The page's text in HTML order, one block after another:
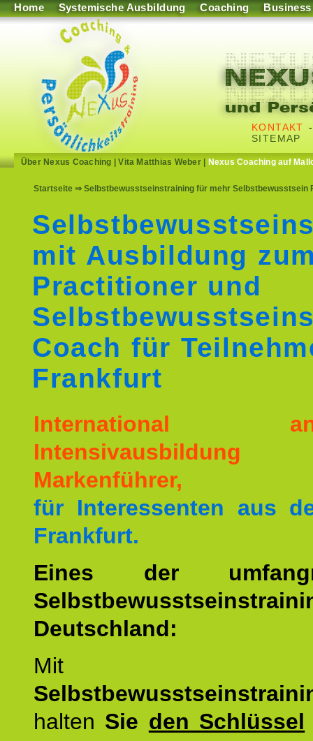
Home Systemische Ausbildung Coaching Business
KONTAKT
SITEMAP
Über Nexus Coaching |Vita Matthias Weber| Nexus Coaching auf
Startseite ⇒ Selbstbewusstseinstraining für mehr Selbstbewusstsein
mit Ausbildung
Practitioner und
Coach für
Frankfurt
International
Markenführer,
für Interessenten aus
Frankfurt.
Eines der
Deutschland:
Mit
halten Sie den Schlüssel